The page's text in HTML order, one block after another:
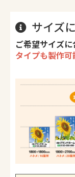
サイズ
ご希望サイズに
タイプも製作可